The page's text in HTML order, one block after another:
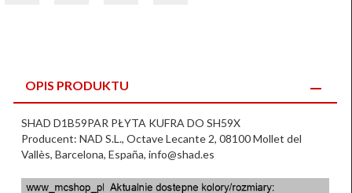
OPIS PRODUKTU
SHAD D1B59PAR PŁYTA KUFRA DO SH59X
Producent: NAD S.L., Octave Lecante 2, 08100 Mollet del
Vallès, Barcelona, España, info@shad.es